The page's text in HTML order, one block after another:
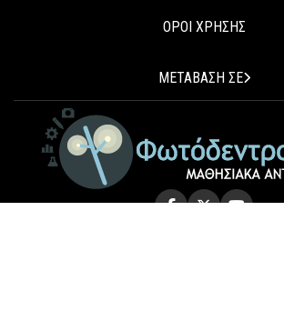
ΟΡΟΙ ΧΡΗΣΗΣ
ΜΕΤΑΒΑΣΗ ΣΕ